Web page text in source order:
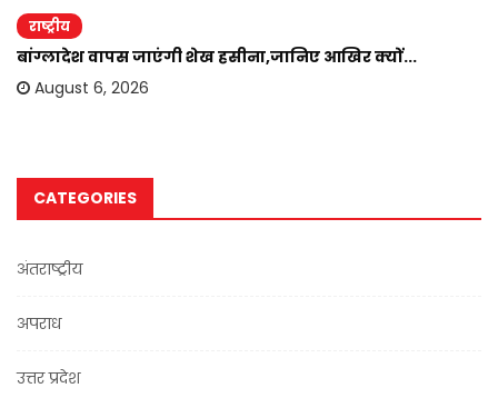
राष्ट्रीय
बांग्लादेश वापस जाएंगी शेख हसीना,जानिए आखिर क्यों...
August 6, 2026
CATEGORIES
अंतराष्ट्रीय
अपराध
उत्तर प्रदेश